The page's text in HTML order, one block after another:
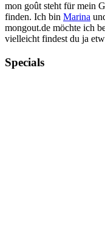
mon goût steht für mein
finden. Ich bin Marina
mongout.de möchte ich
vielleicht findest du ja
Specials